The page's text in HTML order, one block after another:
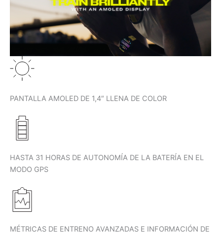
PANTALLA AMOLED DE 1,4″ LLENA DE COLOR
HASTA 31 HORAS DE AUTONOMÍA DE LA BATERÍA EN EL
MODO GPS
MÉTRICAS DE ENTRENO AVANZADAS E INFORMACIÓN DE